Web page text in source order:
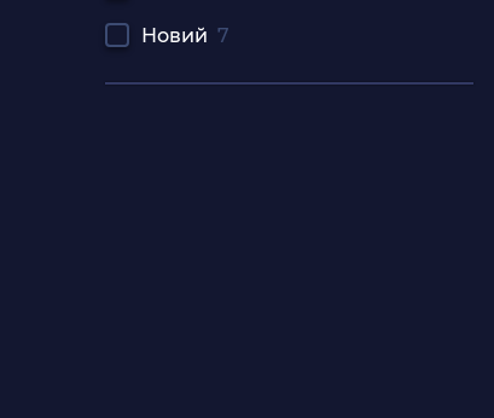
Новий 7